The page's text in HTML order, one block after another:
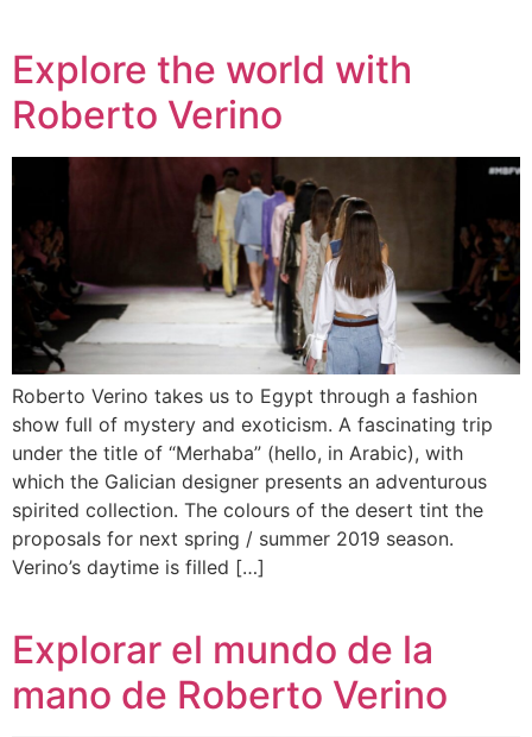
Explore the world with
Roberto Verino
Roberto Verino takes us to Egypt through a fashion
show full of mystery and exoticism. A fascinating trip
under the title of “Merhaba” (hello, in Arabic), with
which the Galician designer presents an adventurous
spirited collection. The colours of the desert tint the
proposals for next spring / summer 2019 season.
Verino’s daytime is filled […]
Explorar el mundo de la
mano de Roberto Verino